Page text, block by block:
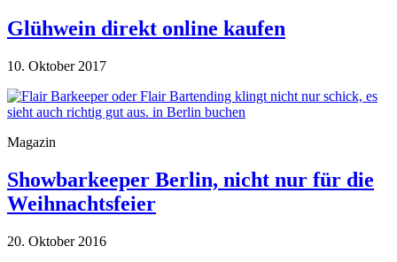
Glühwein direkt online kaufen
10. Oktober 2017
Magazin
Showbarkeeper Berlin, nicht nur für die
Weihnachtsfeier
20. Oktober 2016